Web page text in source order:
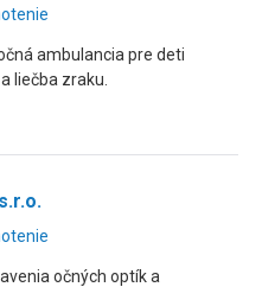
ambulancia pre deti
liečba zraku.
očných optík a